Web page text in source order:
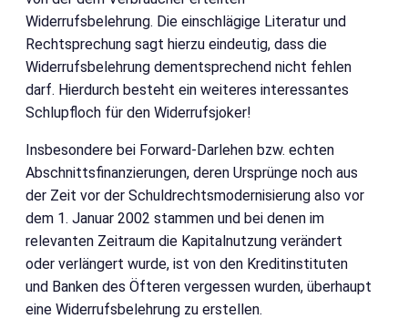
Widerrufsbelehrung. Die einschlägige Literatur und
Rechtsprechung sagt hierzu eindeutig, dass die
Widerrufsbelehrung dementsprechend nicht fehlen
darf. Hierdurch besteht ein weiteres interessantes
Schlupfloch für den Widerrufsjoker!
Insbesondere bei Forward-Darlehen bzw. echten
Abschnittsfinanzierungen, deren Ursprünge noch aus
der Zeit vor der Schuldrechtsmodernisierung also vor
dem 1. Januar 2002 stammen und bei denen im
relevanten Zeitraum die Kapitalnutzung verändert
oder verlängert wurde, ist von den Kreditinstituten
und Banken des Öfteren vergessen wurden, überhaupt
eine Widerrufsbelehrung zu erstellen.